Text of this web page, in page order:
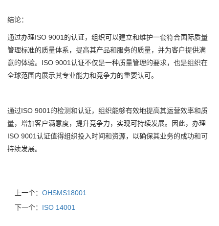
结论：
通过办理ISO 9001的认证，组织可以建立和维护一套符合国际质量
管理标准的质量体系，提高其产品和服务的质量，并为客户提供满
意的体验。ISO 9001认证不仅是一种质量管理的要求，也是组织在
全球范围内展示其专业能力和竞争力的重要认可。
通过ISO 9001的检测和认证，组织能够有效地提高其运营效率和质
量，增加客户满意度，提升竞争力，实现可持续发展。因此，办理
ISO 9001认证值得组织投入时间和资源，以确保其业务的成功和可
持续发展。
上一个： OHSMS18001
下一个： ISO 14001